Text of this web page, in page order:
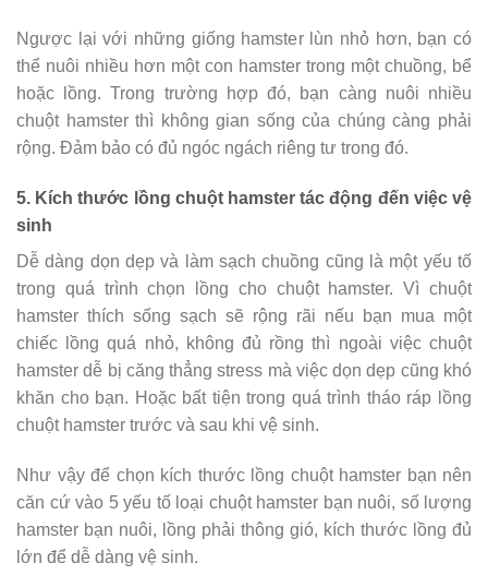
Ngược lại với những giống hamster lùn nhỏ hơn, bạn có
thể nuôi nhiều hơn một con hamster trong một chuồng, bể
hoặc lồng. Trong trường hợp đó, bạn càng nuôi nhiều
chuột hamster thì không gian sống của chúng càng phải
rộng. Đảm bảo có đủ ngóc ngách riêng tư trong đó.
5. Kích thước lồng chuột hamster tác động đến việc vệ
sinh
Dễ dàng dọn dẹp và làm sạch chuồng cũng là một yếu tố
trong quá trình chọn lồng cho chuột hamster. Vì chuột
hamster thích sống sạch sẽ rộng rãi nếu bạn mua một
chiếc lồng quá nhỏ, không đủ rồng thì ngoài việc chuột
hamster dễ bị căng thẳng stress mà việc dọn dẹp cũng khó
khăn cho bạn. Hoặc bất tiện trong quá trình tháo ráp lồng
chuột hamster trước và sau khi vệ sinh.
Như vậy để chọn kích thước lồng chuột hamster bạn nên
căn cứ vào 5 yếu tố loại chuột hamster bạn nuôi, số lượng
hamster bạn nuôi, lồng phải thông gió, kích thước lồng đủ
lớn để dễ dàng vệ sinh.